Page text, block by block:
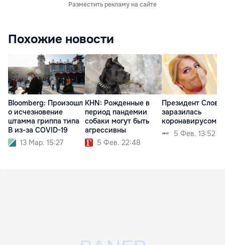
Разместить рекламу на сайте
Похожие новости
Bloomberg: Произошл
о исчезновение
штамма гриппа типа
B из-за COVID-19
13 Мар. 15:27
KHN: Рожденные в
период пандемии
собаки могут быть
агрессивны
5 Фев. 22:48
Президент
заразилась
коронавирусом
5 Фев. 13:52